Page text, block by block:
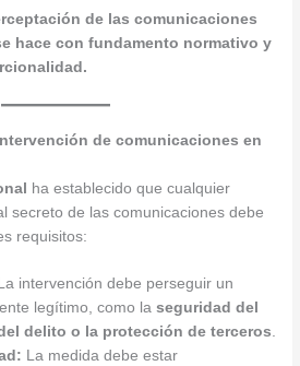
de las comunicaciones
hace con fundamento normativo y
de comunicaciones en
ha establecido que cualquier
secreto de las comunicaciones debe
requisitos:
La intervención debe perseguir un
legítimo, como laseguridad del
delito o la protección de terceros.
La medida debe estar